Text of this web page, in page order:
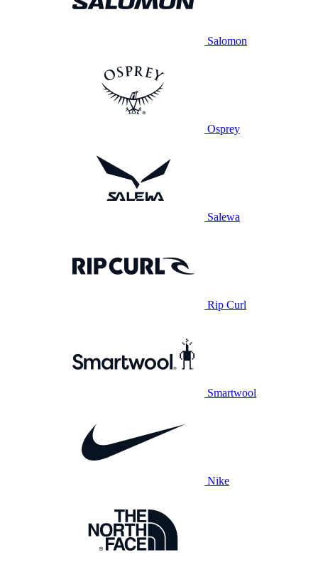
Salomon
Osprey
Salewa
Rip Curl
Smartwool
Nike